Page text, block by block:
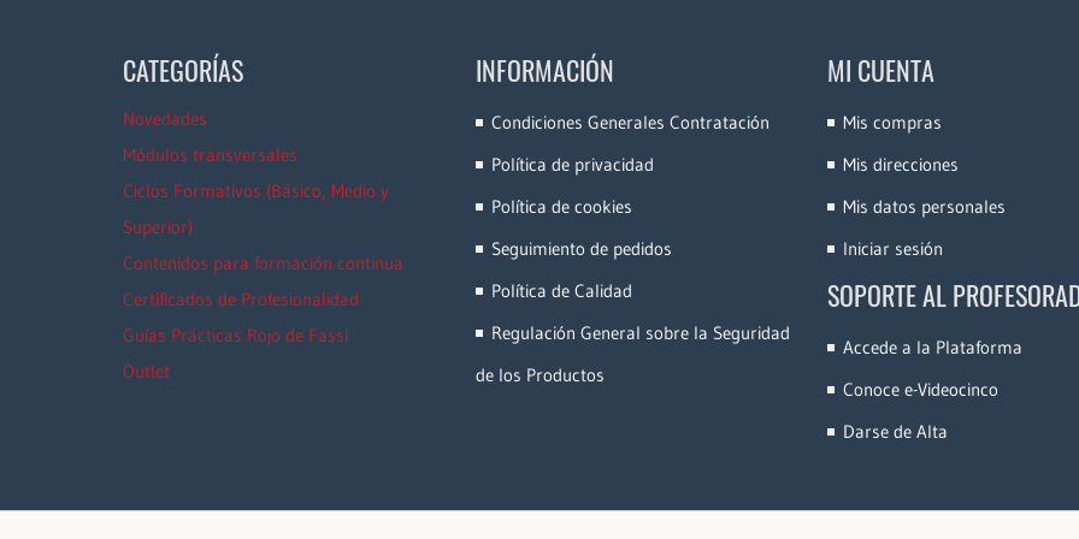
CATEGORÍAS
Novedades
Módulos transversales
Ciclos Formativos (Básico, Medio y
Superior)
Contenidos para formación continua
Certificados de Profesionalidad
Guías Prácticas Rojo de Fassi
Outlet
INFORMACIÓN
Condiciones Generales Contratación
Política de privacidad
Política de cookies
Seguimiento de pedidos
Política de Calidad
Regulación General sobre la Seguridad
de los Productos
MI CUENTA
Mis compras
Mis direcciones
Mis datos personales
Iniciar sesión
SOPORTE AL
Accede a la Plataforma
Conoce e-Videocinco
Darse de Alta